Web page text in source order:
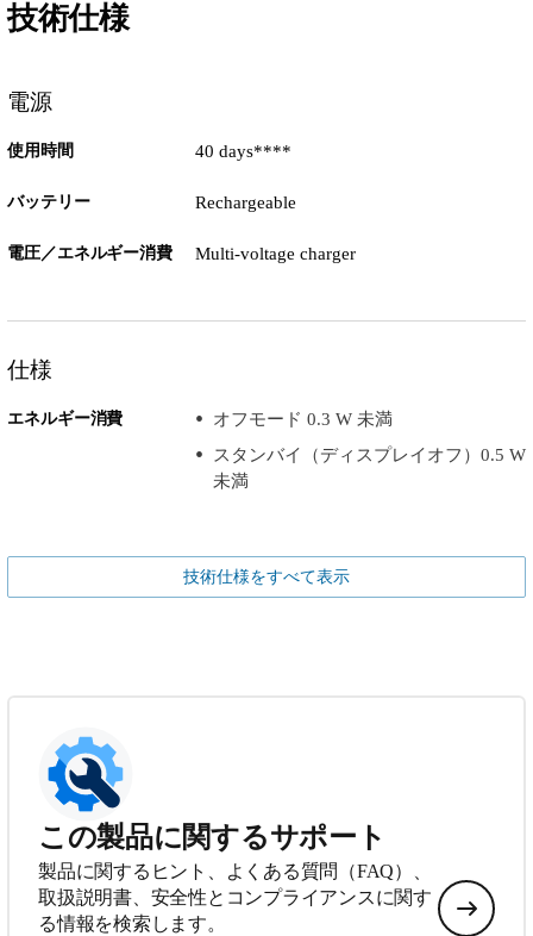
技術仕様
電源
使用時間 40 days****
バッテリー Rechargeable
電圧／エネルギー消費 Multi-voltage charger
仕様
エネルギー消費
オフモード 0.3 W 未満
スタンバイ（ディスプレイオフ）0.5 W
未満
技術仕様をすべて表示
この製品に関するサポート
製品に関するヒント、よくある質問（FAQ）、
取扱説明書、安全性とコンプライアンスに関す
る情報を検索します。